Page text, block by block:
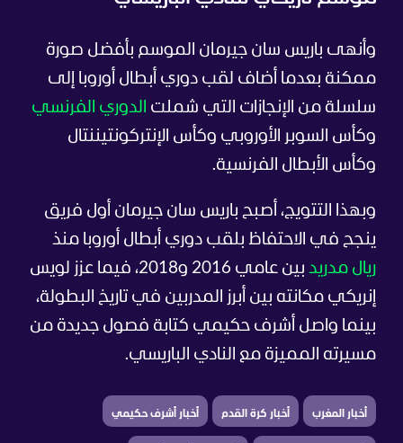
وأنهى باريس سان جيرمان الموسم بأفضل صورة
ممكنة بعدما أضاف لقب دوري أبطال أوروبا إلى
سلسلة من الإنجازات التي شملت الدوري الفرنسي
وكأس السوبر الأوروبي وكأس الإنتركونتيننتال
وكأس الأبطال الفرنسية.
وبهذا التتويج، أصبح باريس سان جيرمان أول فريق
ينجح في الاحتفاظ بلقب دوري أبطال أوروبا منذ
ريال مدريد
بين عامي 2016 و2018، فيما عزز لويس
إنريكي مكانته بين أبرز المدربين في تاريخ البطولة،
بينما واصل أشرف حكيمي كتابة فصول جديدة من
مسيرته المميزة مع النادي الباريسي.
أخبار المغرب أخبار كرة القدم أخبار أشرف حكيمي